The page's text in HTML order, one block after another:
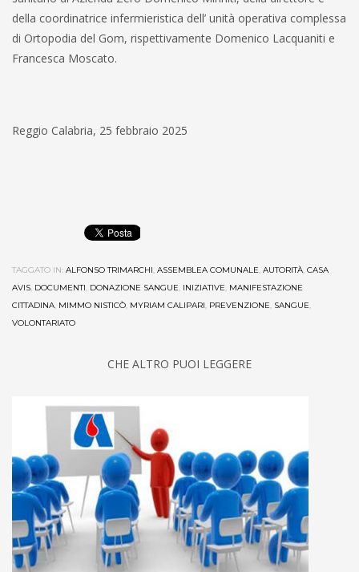
della coordinatrice infermieristica dell’ unità operativa complessa
di Ortopodia del Gom, rispettivamente Domenico Lacquaniti e
Francesca Moscato.
Reggio Calabria, 25 febbraio 2025
TAGGATO IN: ALFONSO TRIMARCHI, ASSEMBLEA COMUNALE, AUTORITÀ, CASA
AVIS, DOCUMENTI, DONAZIONE SANGUE, INIZIATIVE, MANIFESTAZIONE
CITTADINA, MIMMO NISTICÒ, MYRIAM CALIPARI, PREVENZIONE, SANGUE,
VOLONTARIATO
CHE ALTRO PUOI LEGGERE